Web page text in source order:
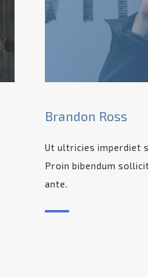
Brandon Ross
Ut ultricies imperdiet
Proin bibendum
ante.